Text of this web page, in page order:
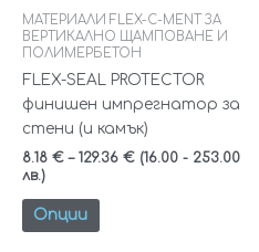
МАТЕРИАЛИ FLEX-C-MENT ЗА
ВЕРТИКАЛНО ЩАМПОВАНЕ И
ПОЛИМЕРБЕТОН
FLEX-SEAL PROTECTOR
финишен импрегнатор за
стени (и камък)
8.18 € – 129.36 € (16.00 - 253.00
лв.)
Опции
on
the
page